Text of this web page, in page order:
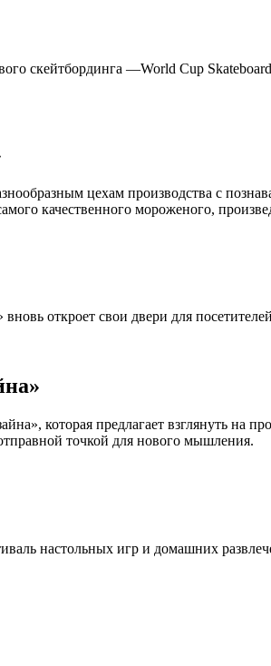
скейтбординга —World Cup
цехам производства с
качественного мороженого,
откроет свои двери для
которая предлагает взглянуть на
точкой для нового мышления.
настольных игр и домашних